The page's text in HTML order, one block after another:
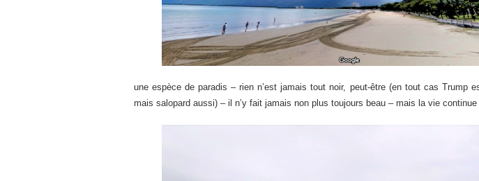
une espèce de paradis – rien n’est jamais tout noir, peut-être (en tout cas Trump
mais salopard aussi) – il n’y fait jamais non plus toujours beau – mais la vie continue